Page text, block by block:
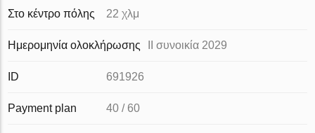
Στο κέντρο πόλης 22 χλμ
Ημερομηνία ολοκλήρωσης II συνοικία 2029
ID 691926
Payment plan 40 / 60